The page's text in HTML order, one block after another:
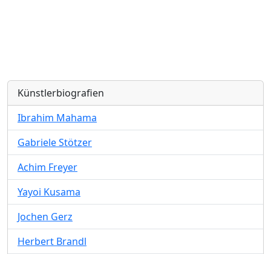
Künstlerbiografien
Ibrahim Mahama
Gabriele Stötzer
Achim Freyer
Yayoi Kusama
Jochen Gerz
Herbert Brandl